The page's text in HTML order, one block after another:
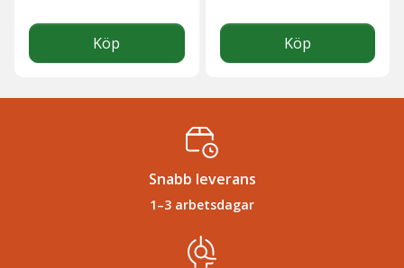
Köp Köp
Snabb leverans
1–3 arbetsdagar